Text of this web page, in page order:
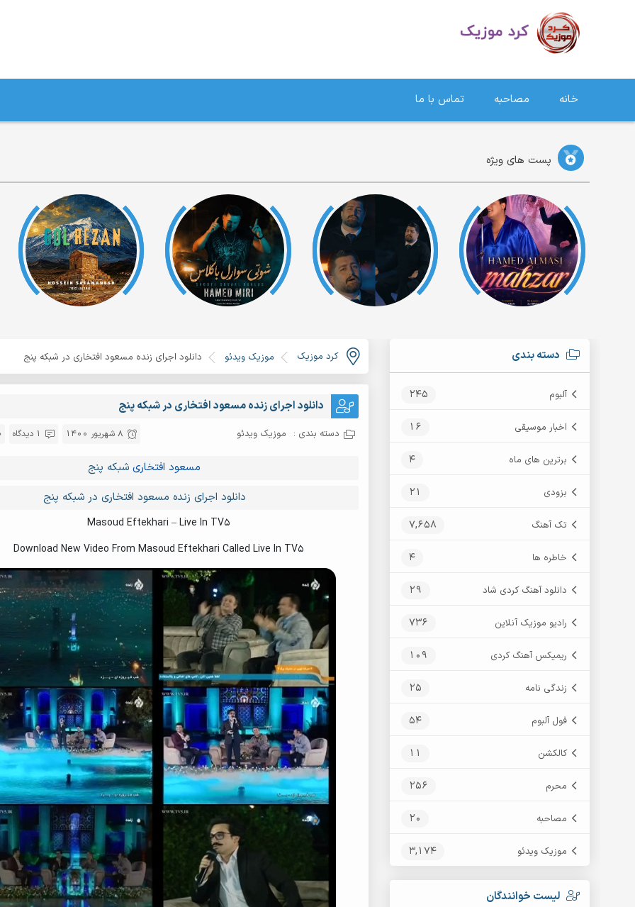
خانه مصاحبه تماس با ما
پست های ویژه
دسته بندی
آلبوم 245
اخبار موسیقی 16
برترین های ماه 4
بزودی 21
تک آهنگ 7,658
خاطره ها 4
دانلود آهنگ کردی شاد 29
رادیو موزیک آنلاین 736
ریمیکس آهنگ کردی 109
زندگی نامه 25
فول آلبوم 54
کالکشن 11
محرم 256
مصاحبه 20
موزیک ویدئو 3,174
لیست خوانندگان
کرد موزیک موزیک ویدئو دانلود اجرای زنده مسعود افتخاری در شبکه پنج
دانلود اجرای زنده مسعود افتخاری در شبکه پنج
دسته بندی : موزیک ویدئو 1 دیدگاه 8 شهریور 1400
مسعود افتخاری شبکه پنج
دانلود اجرای زنده مسعود افتخاری در شبکه پنج
Masoud Eftekhari – Live In TV5
Download New Video From Masoud Eftekhari Called Live In TV5